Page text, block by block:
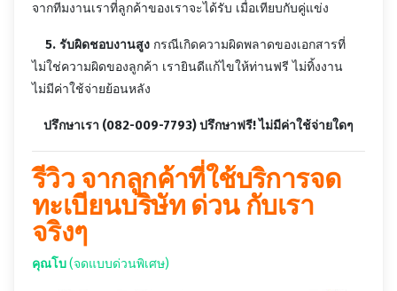
จากทีมงานเราที่ลูกค้าของเราจะได้รับ เมื่อเทียบกับคู่แข่ง
5. รับผิดชอบงานสูง กรณีเกิดความผิดพลาดของเอกสารที่
ไม่ใช่ความผิดของลูกค้า เรายินดีแก้ไขให้ท่านฟรี ไม่ทิ้งงาน
ไม่มีค่าใช้จ่ายย้อนหลัง
ปรึกษาเรา (082-009-7793) ปรึกษาฟรี! ไม่มีค่าใช้จ่ายใดๆ
รีวิว จากลูกค้าที่ใช้บริการจด
ทะเบียนบริษัท ด่วน กับเรา
จริงๆ
คุณโบ(จดแบบด่วนพิเศษ)